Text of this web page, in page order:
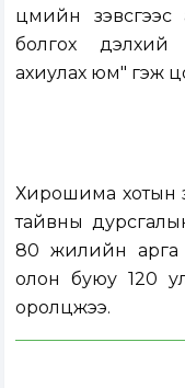
цөмийн
болгох
ахиулах юм" гэж
Хирошима хотын
тайвны
80 жилийн арга
олон буюу 120
оролцжээ.